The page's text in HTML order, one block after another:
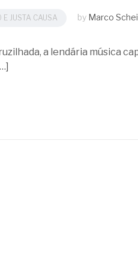
E JUSTA CAUSA by Marco
a lendária música